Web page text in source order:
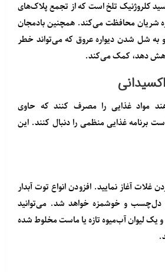
کلروژنیک تلخ است که از تجمع پلاک‌های
شریان محافظت می‌کند. همچنین بادمجان
به شل شدن دیواره عروق که می‌تواند خطر
کاهش دهد، کمک می‌کند.
مواد غذایی را مصرف کنند که حاوی
برنامه غذایی منظمی را دنبال کنند. این
غلات آغاز نمایید. افزودن انواع توت آبدار
دل‌چسب و خوشمزه خواهد شد. می‌توانید
لیوان آب‌میوه تازه یا ماست مخلوط شده